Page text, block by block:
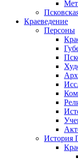
Краеведение
Персоны
История